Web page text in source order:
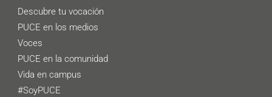
Descubre tu vocación
PUCE en los medios
Voces
PUCE en la comunidad
Vida en campus
#SoyPUCE